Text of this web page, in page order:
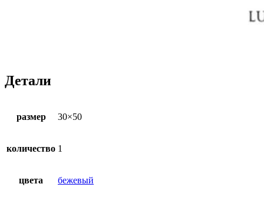
Детали
размер 30×50
количество 1
цвета бежевый